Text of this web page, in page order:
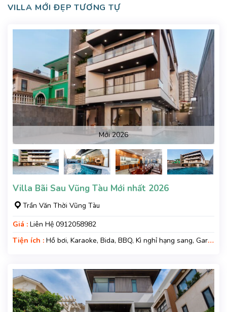
VILLA MỚI ĐẸP TƯƠNG TỰ
Mới 2026
Villa Bãi Sau Vũng Tàu Mới nhất 2026
Trần Văn Thời Vũng Tàu
Giá : Liên Hệ 0912058982
Tiện ích : Hồ bơi, Karaoke, Bida, BBQ, Kì nghỉ hạng sang, Gara